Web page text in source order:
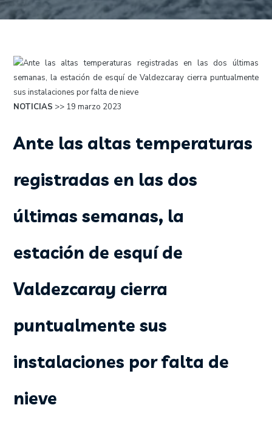
NOTICIAS >> 19 marzo 2023
Ante las altas temperaturas
registradas en las dos
últimas semanas, la
estación de esquí de
Valdezcaray cierra
puntualmente sus
instalaciones por falta de
nieve